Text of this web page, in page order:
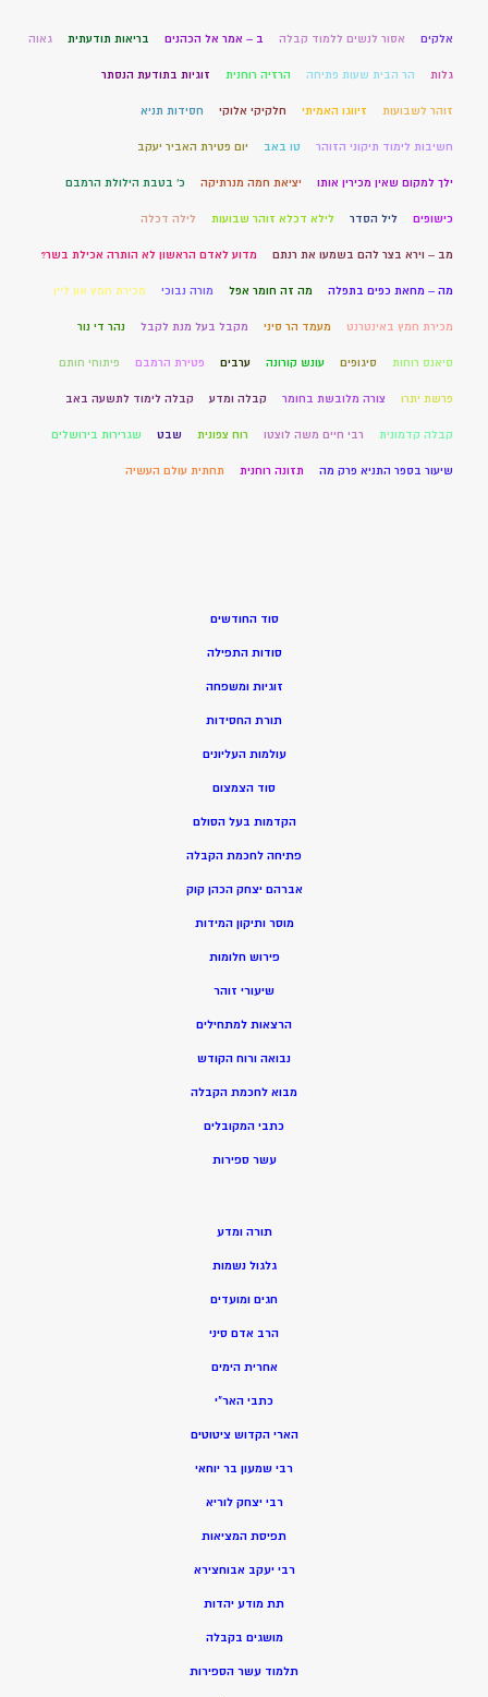
אלקים אסור לנשים ללמוד קבלה ב – אמר אל הכהנים בריאות תודעתית גאוה
גלות הר הבית שעות פתיחה הרזיה רוחנית זוגיות בתודעת הנסתר
זוהר לשבועות זיווגו האמיתי חלקיקי אלוקי חסידות תניא
חשיבות לימוד תיקוני הזוהר טו באב יום פטירת האביר יעקב
ילך למקום שאין מכירין אותו יציאת חמה מנרתיקה כ' בטבת הילולת הרמבם
כישופים ליל הסדר לילא דכלא זוהר שבועות לילה דכלה
מב – וירא בצר להם בשמעו את רנתם מדוע לאדם הראשון לא הותרה אכילת בשר?
מה – מחאת כפים בתפלה מה זה חומר אפל מורה נבוכי מכירת חמץ און ליין
מכירת חמץ באינטרנט מעמד הר סיני מקבל בעל מנת לקבל נהר די נור
סיאנס רוחות סיגופים עונש קורונה ערבים פטירת הרמבם פיתוחי חותם
פרשת יתרו צורה מלובשת בחומר קבלה ומדע קבלה לימוד לתשעה באב
קבלה קדמונית רבי חיים משה לוצטו רוח צפונית שבט שגרירות בירושלים
שיעור בספר התניא פרק מה תזונה רוחנית תחתית עולם העשיה
סוד החודשים
סודות התפילה
זוגיות ומשפחה
תורת החסידות
עולמות העליונים
סוד הצמצום
הקדמות בעל הסולם
פתיחה לחכמת הקבלה
אברהם יצחק הכהן קוק
מוסר ותיקון המידות
פירוש חלומות
שיעורי זוהר
הרצאות למתחילים
נבואה ורוח הקודש
מבוא לחכמת הקבלה
כתבי המקובלים
עשר ספירות
תורה ומדע
גלגול נשמות
חגים ומועדים
הרב אדם סיני
אחרית הימים
כתבי האר”י
הארי הקדוש ציטוטים
רבי שמעון בר יוחאי
רבי יצחק לוריא
תפיסת המציאות
רבי יעקב אבוחצירא
תת מודע יהדות
מושגים בקבלה
תלמוד עשר הספירות